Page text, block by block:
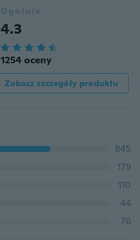
Ogólnie
4.3
1254 oceny
Zobacz szczegóły produktu
845
179
110
44
76